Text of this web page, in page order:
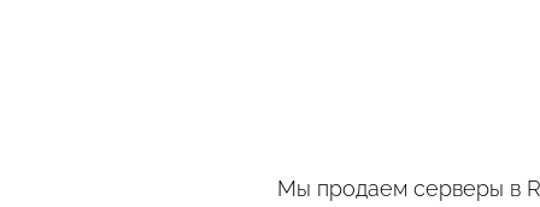
Мы продаем серверы в